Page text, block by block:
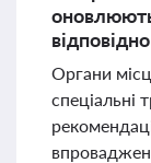
Органи
спеціальні